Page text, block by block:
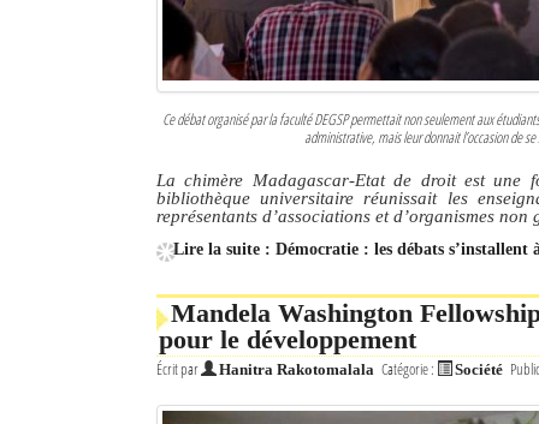
Ce débat organisé par la faculté DEGSP permettait non seulement aux
administrative, mais leur donnait l’occasion de
La chimère Madagascar-Etat de droit est
bibliothèque universitaire réunissait les
représentants d’associations et d’organismes non
Lire la suite : Démocratie : les débats s’installent
Mandela Washington
pour le développement
Écrit par Hanitra Rakotomalala Catégorie : Société